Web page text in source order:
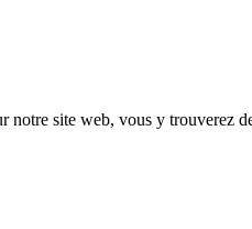
notre site web, vous y trouverez